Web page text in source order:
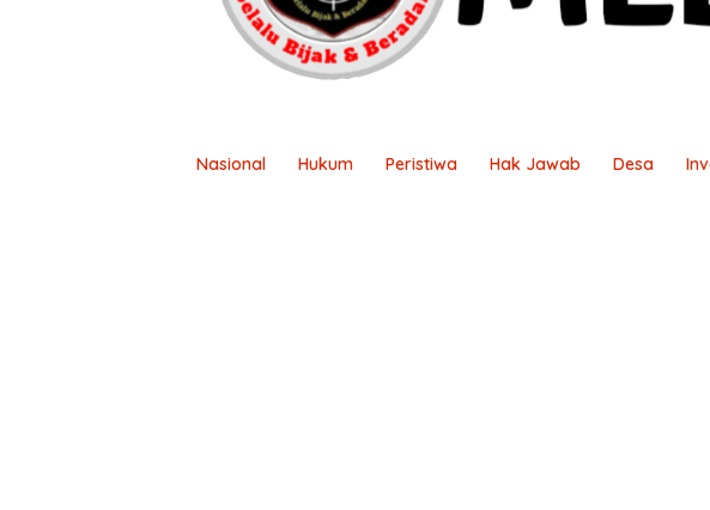
Nasional Hukum Peristiwa Hak Jawab Desa